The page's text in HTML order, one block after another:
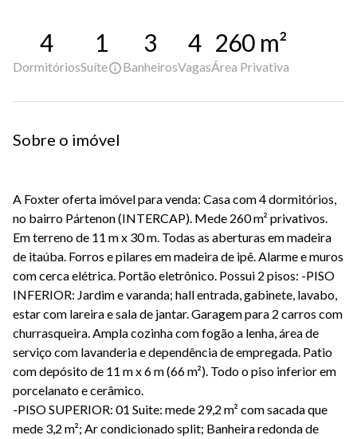
4
Dormitórios
1
Suíte
3
Banheiros
4
Vagas
260 m²
Área Privativa
Sobre o imóvel
A Foxter oferta imóvel para venda: Casa com 4 dormitórios,
no bairro Pártenon (INTERCAP). Mede 260 m² privativos.
Em terreno de 11 m x 30 m. Todas as aberturas em madeira
de itaúba. Forros e pilares em madeira de ipê. Alarme e muros
com cerca elétrica. Portão eletrônico. Possui 2 pisos: -PISO
INFERIOR: Jardim e varanda; hall entrada, gabinete, lavabo,
estar com lareira e sala de jantar. Garagem para 2 carros com
churrasqueira. Ampla cozinha com fogão a lenha, área de
serviço com lavanderia e dependência de empregada. Patio
com depósito de 11 m x 6 m (66 m²). Todo o piso inferior em
porcelanato e cerâmico.
-PISO SUPERIOR: 01 Suite: mede 29,2 m² com sacada que
mede 3,2 m²; Ar condicionado split; Banheira redonda de